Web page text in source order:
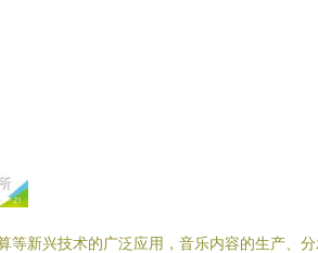
新兴技术的广泛应用，音乐内容的生产、